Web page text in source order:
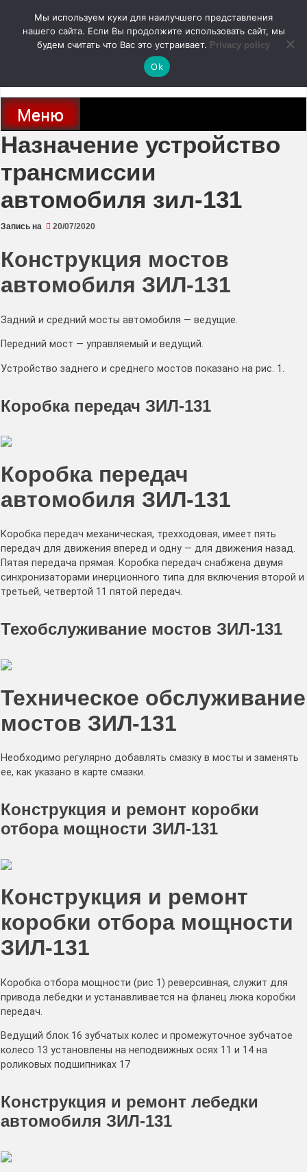
содержимому
autodoc24.ru
Новости про современные автомобили и не только, новинки зарубежного
и отечественного автопрома
Меню
Назначение устройство
трансмиссии
автомобиля зил-131
Запись на 20/07/2020
Конструкция мостов
автомобиля ЗИЛ-131
Задний и средний мосты автомобиля — ведущие.
Передний мост — управляемый и ведущий.
Устройство заднего и среднего мостов показано на рис. 1.
Коробка передач ЗИЛ-131
Коробка передач
автомобиля ЗИЛ-131
Коробка передач механическая, трехходовая, имеет пять
передач для движения вперед и одну — для движения назад.
Пятая передача прямая. Коробка передач снабжена двумя
синхронизаторами инерционного типа для включения второй и
третьей, четвертой 11 пятой передач.
Техобслуживание мостов ЗИЛ-131
Техническое обслуживание
мостов ЗИЛ-131
Необходимо регулярно добавлять смазку в мосты и заменять
ее, как указано в карте смазки.
Конструкция и ремонт коробки
отбора мощности ЗИЛ-131
Конструкция и ремонт
коробки отбора мощности
ЗИЛ-131
Коробка отбора мощности (рис 1) реверсивная, служит для
привода лебедки и устанавливается на фланец люка коробки
передач.
Ведущий блок 16 зубчатых колес и промежуточное зубчатое
колесо 13 установлены на неподвижных осях 11 и 14 на
роликовых подшипниках 17
Конструкция и ремонт лебедки
автомобиля ЗИЛ-131
Мы используем куки для наилучшего представления
нашего сайта. Если Вы продолжите использовать сайт, мы
будем считать что Вас это устраивает. Privacy policy
Ok